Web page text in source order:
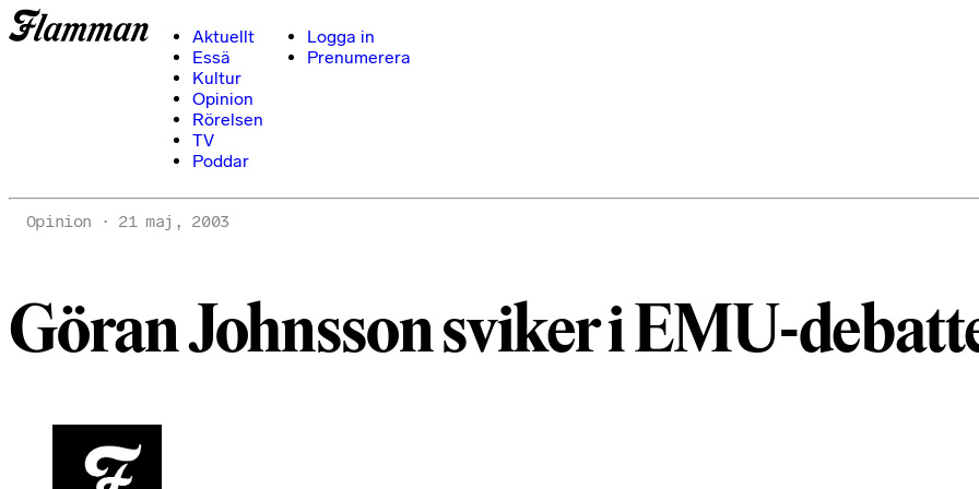
Aktuellt
Essä
Kultur
Opinion
Rörelsen
TV
Poddar
Logga in
Prenumerera
Opinion 21 maj, 2003
Göran Johnsson sviker i EMU-